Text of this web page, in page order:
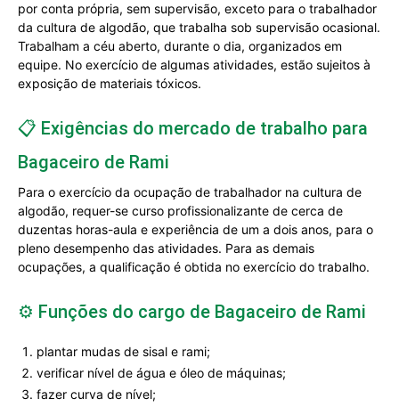
por conta própria, sem supervisão, exceto para o trabalhador
da cultura de algodão, que trabalha sob supervisão ocasional.
Trabalham a céu aberto, durante o dia, organizados em
equipe. No exercício de algumas atividades, estão sujeitos à
exposição de materiais tóxicos.
📋 Exigências do mercado de trabalho para
Bagaceiro de Rami
Para o exercício da ocupação de trabalhador na cultura de
algodão, requer-se curso profissionalizante de cerca de
duzentas horas-aula e experiência de um a dois anos, para o
pleno desempenho das atividades. Para as demais
ocupações, a qualificação é obtida no exercício do trabalho.
⚙️ Funções do cargo de Bagaceiro de Rami
plantar mudas de sisal e rami;
verificar nível de água e óleo de máquinas;
fazer curva de nível;